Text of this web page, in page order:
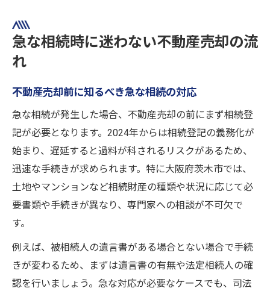
急な相続時に迷わない不動産売却の流
れ
不動産売却前に知るべき急な相続の対応
急な相続が発生した場合、不動産売却の前にまず相続登
記が必要となります。2024年からは相続登記の義務化が
始まり、遅延すると過料が科されるリスクがあるため、
迅速な手続きが求められます。特に大阪府茨木市では、
土地やマンションなど相続財産の種類や状況に応じて必
要書類や手続きが異なり、専門家への相談が不可欠で
す。
例えば、被相続人の遺言書がある場合とない場合で手続
きが変わるため、まずは遺言書の有無や法定相続人の確
認を行いましょう。急な対応が必要なケースでも、司法